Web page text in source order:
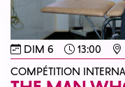
DIM 6 13:00
COMPÉTITION